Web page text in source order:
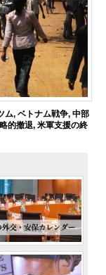
ム, ベトナム戦争, 中部
的撤退,米軍支援の終